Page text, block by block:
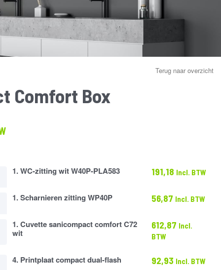
Terug naar overzicht
Comfort Box
1. WC-zitting wit W40P-PLA583 191,18 Incl. BTW
1. Scharnieren zitting WP40P 56,87 Incl. BTW
1. Cuvette sanicompact comfort C72
wit
612,87 Incl.
BTW
4. Printplaat compact dual-flash 92,93 Incl. BTW